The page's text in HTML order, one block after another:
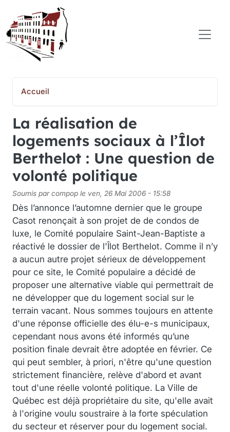
Aller au contenu principal
COMITÉ POPULAIRE SAINT-JEAN-BAPTISTE
Accueil
La réalisation de
logements sociaux à l’Îlot
Berthelot : Une question de
volonté politique
Soumis parcompop le ven, 26 Mai 2006 - 15:58
Dès l’annonce l’automne dernier que le groupe
Casot renonçait à son projet de de condos de
luxe, le Comité populaire Saint-Jean-Baptiste a
réactivé le dossier de l'Îlot Berthelot. Comme il n’y
a aucun autre projet sérieux de développement
pour ce site, le Comité populaire a décidé de
proposer une alternative viable qui permettrait de
ne développer que du logement social sur le
terrain vacant. Nous sommes toujours en attente
d'une réponse officielle des élu-e-s municipaux,
cependant nous avons été informés qu’une
position finale devrait être adoptée en février. Ce
qui peut sembler, à priori, n'être qu'une question
strictement financière, relève d'abord et avant
tout d'une réelle volonté politique. La Ville de
Québec est déjà propriétaire du site, qu'elle avait
à l'origine voulu soustraire à la forte spéculation
du secteur et réserver pour du logement social.